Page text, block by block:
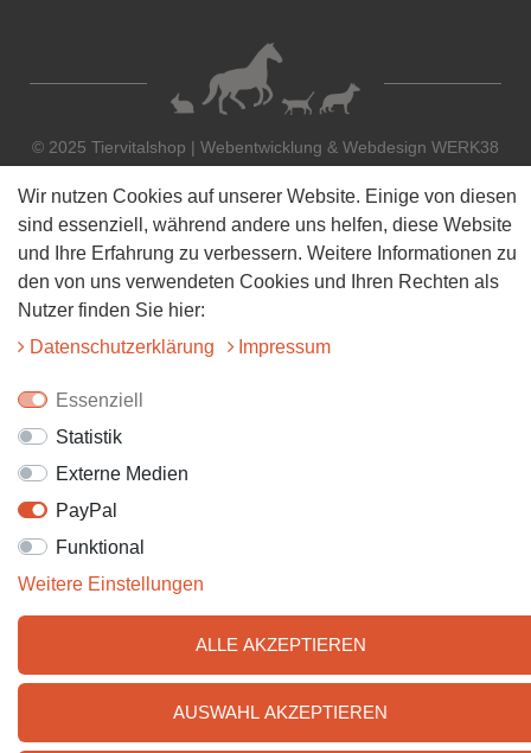
© 2025 Tiervitalshop | Webentwicklung & Webdesign WERK38
Wir nutzen Cookies auf unserer Website. Einige von diesen
sind essenziell, während andere uns helfen, diese Website
und Ihre Erfahrung zu verbessern. Weitere Informationen zu
den von uns verwendeten Cookies und Ihren Rechten als
Nutzer finden Sie hier:
Daten­schutz­erklärung
Impressum
Essenziell
Statistik
Externe Medien
PayPal
Funktional
Weitere Einstellungen
ALLE AKZEPTIEREN
AUSWAHL AKZEPTIEREN